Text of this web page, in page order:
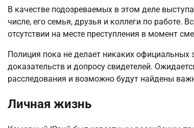
В качестве подозреваемых в этом деле
числе, его семья, друзья и коллеги по работе.
отсутствии на месте преступления в момент
Полиция пока не делает никаких
доказательств и допросу свидетелей.
расследования и возможно будут найдены
Личная жизнь